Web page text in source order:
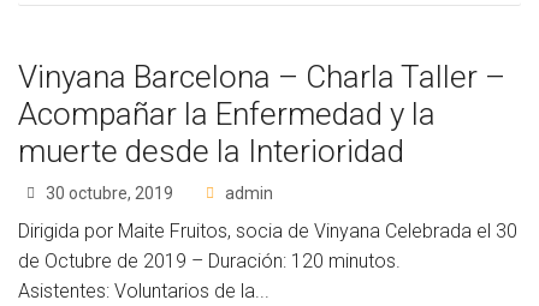
Nuestra propuesta de formación
Realizadas
Acompañamiento
Noticias
Vídeos
Vinyana Barcelona – Charla Taller –
Acompañar la Enfermedad y la
muerte desde la Interioridad
30 octubre, 2019 admin
Dirigida por Maite Fruitos, socia de Vinyana Celebrada el 30
de Octubre de 2019 – Duración: 120 minutos.
Asistentes: Voluntarios de la...